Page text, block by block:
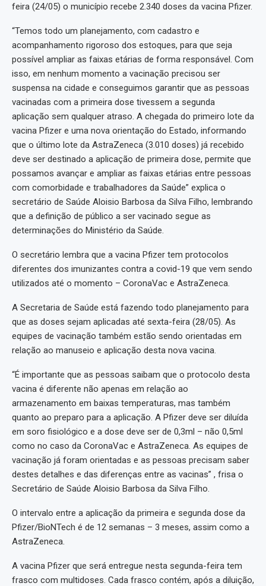
feira (24/05) o município recebe 2.340 doses da vacina Pfizer.
“Temos todo um planejamento, com cadastro e
acompanhamento rigoroso dos estoques, para que seja
possível ampliar as faixas etárias de forma responsável. Com
isso, em nenhum momento a vacinação precisou ser
suspensa na cidade e conseguimos garantir que as pessoas
vacinadas com a primeira dose tivessem a segunda
aplicação sem qualquer atraso. A chegada do primeiro lote da
vacina Pfizer e uma nova orientação do Estado, informando
que o último lote da AstraZeneca (3.010 doses) já recebido
deve ser destinado a aplicação de primeira dose, permite que
possamos avançar e ampliar as faixas etárias entre pessoas
com comorbidade e trabalhadores da Saúde” explica o
secretário de Saúde Aloisio Barbosa da Silva Filho, lembrando
que a definição de público a ser vacinado segue as
determinações do Ministério da Saúde.
O secretário lembra que a vacina Pfizer tem protocolos
diferentes dos imunizantes contra a covid-19 que vem sendo
utilizados até o momento – CoronaVac e AstraZeneca.
A Secretaria de Saúde está fazendo todo planejamento para
que as doses sejam aplicadas até sexta-feira (28/05). As
equipes de vacinação também estão sendo orientadas em
relação ao manuseio e aplicação desta nova vacina.
“É importante que as pessoas saibam que o protocolo desta
vacina é diferente não apenas em relação ao
armazenamento em baixas temperaturas, mas também
quanto ao preparo para a aplicação. A Pfizer deve ser diluída
em soro fisiológico e a dose deve ser de 0,3ml – não 0,5ml
como no caso da CoronaVac e AstraZeneca. As equipes de
vacinação já foram orientadas e as pessoas precisam saber
destes detalhes e das diferenças entre as vacinas” , frisa o
Secretário de Saúde Aloisio Barbosa da Silva Filho.
O intervalo entre a aplicação da primeira e segunda dose da
Pfizer/BioNTech é de 12 semanas – 3 meses, assim como a
AstraZeneca.
A vacina Pfizer que será entregue nesta segunda-feira tem
frasco com multidoses. Cada frasco contém, após a diluição,